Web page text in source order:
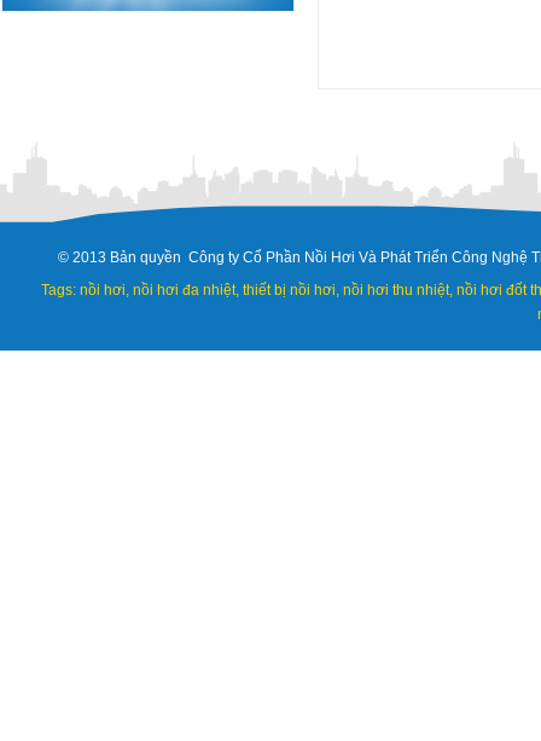
© 2013 Bản quyền Công ty Cổ Phần Nồi Hơi Và Phát Triển Công
Tags: nồi hơi, nồi hơi đa nhiệt, thiết bị nồi hơi, nồi hơi thu nhiệt, nồi hơi đốt